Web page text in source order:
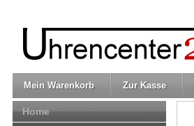
Mein Warenkorb Zur Kasse
Home